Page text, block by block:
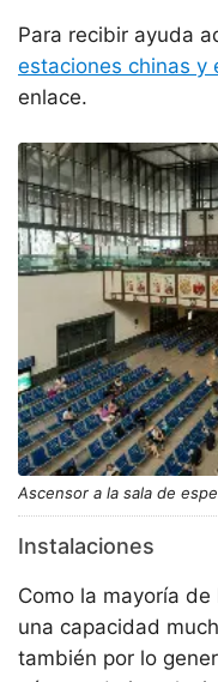
Para recibir ayuda
estaciones chinas y
enlace.
Ascensor a la sala de
Instalaciones
Como la mayoría
una capacidad
también por lo